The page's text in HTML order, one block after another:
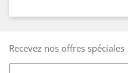
Recevez nos offres spéciales